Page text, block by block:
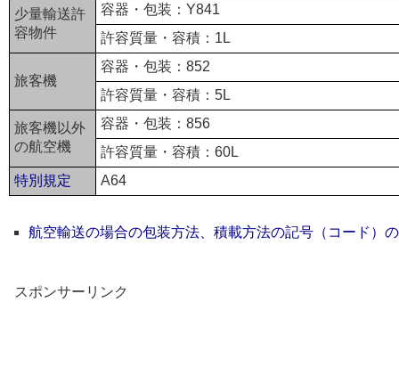
少量輸送許
容物件
容器・包装：Y841
許容質量・容積：1L
旅客機
容器・包装：852
許容質量・容積：5L
旅客機以外
の航空機
容器・包装：856
許容質量・容積：60L
特別規定
A64
航空輸送の場合の包装方法、積載方法の記号（コード）
スポンサーリンク